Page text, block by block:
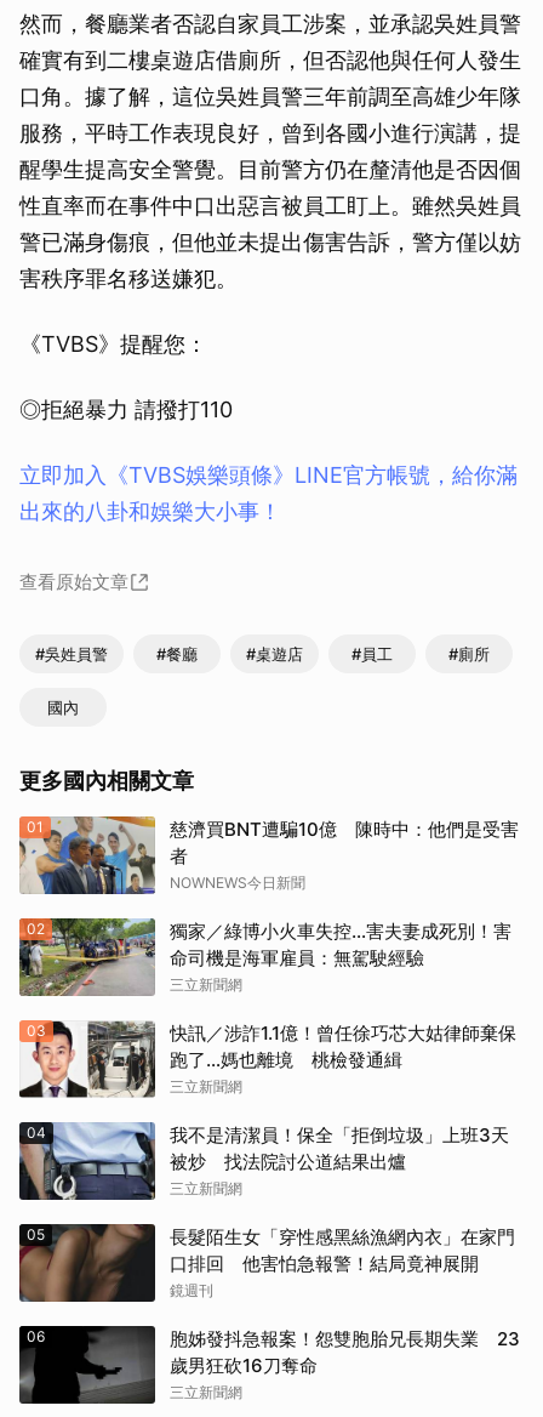
然而，餐廳業者否認自家員工涉案，並承認吳姓員警
確實有到二樓桌遊店借廁所，但否認他與任何人發生
口角。據了解，這位吳姓員警三年前調至高雄少年隊
服務，平時工作表現良好，曾到各國小進行演講，提
醒學生提高安全警覺。目前警方仍在釐清他是否因個
性直率而在事件中口出惡言被員工盯上。雖然吳姓員
警已滿身傷痕，但他並未提出傷害告訴，警方僅以妨
害秩序罪名移送嫌犯。
《TVBS》提醒您：
◎拒絕暴力 請撥打110
立即加入《TVBS娛樂頭條》LINE官方帳號，給你滿
出來的八卦和娛樂大小事！
查看原始文章
#吳姓員警 #餐廳 #桌遊店 #員工 #廁所
國內
更多國內相關文章
01
慈濟買BNT遭騙10億 陳時中：他們是受害
者
NOWNEWS今日新聞
02
獨家／綠博小火車失控…害夫妻成死別！害
命司機是海軍雇員：無駕駛經驗
三立新聞網
03
快訊／涉詐1.1億！曾任徐巧芯大姑律師棄保
跑了…媽也離境 桃檢發通緝
三立新聞網
04
我不是清潔員！保全「拒倒垃圾」上班3天
被炒 找法院討公道結果出爐
三立新聞網
05
長髮陌生女「穿性感黑絲漁網內衣」在家門
口排回 他害怕急報警！結局竟神展開
鏡週刊
06
胞姊發抖急報案！怨雙胞胎兄長期失業 23
歲男狂砍16刀奪命
三立新聞網